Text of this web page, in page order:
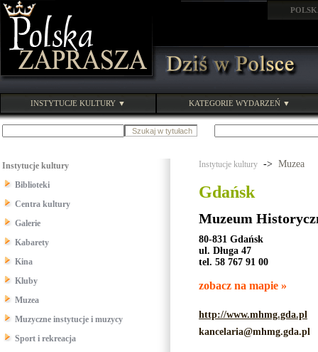
INSTYTUCJE KULTURY ▼ KATEGORIE WYDARZEŃ ▼
Instytucje kultury
Biblioteki
Centra kultury
Galerie
Kabarety
Kina
Kluby
Muzea
Muzyczne instytucje i muzycy
Sport i rekreacja
Instytucje kultury -> Muzea
Gdańsk
Muzeum
80-831 Gdańsk
ul. Długa 47
tel. 58 767 91 00
zobacz na mapie »
http://www.mhmg.gda.pl
kancelaria@mhmg.gda.pl